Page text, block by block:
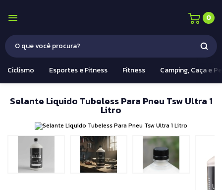
0
Ciclismo Esportes e Fitness Fitness Camping, Caça e
Selante Liquido Tubeless Para Pneu Tsw Ultra 1
Litro